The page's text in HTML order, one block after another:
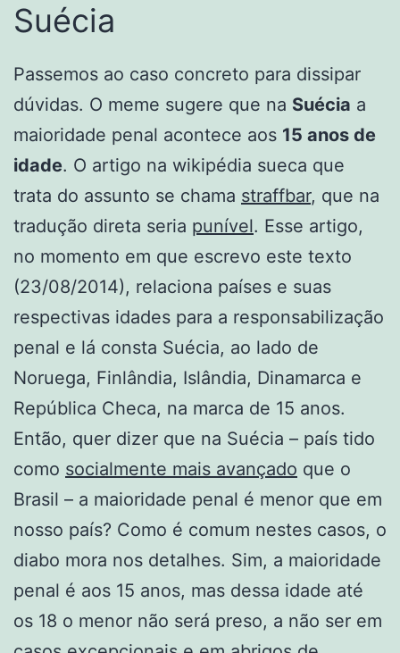
Suécia
Passemos ao caso concreto para dissipar
dúvidas. O meme sugere que na Suécia a
maioridade penal acontece aos 15 anos de
idade. O artigo na wikipédia sueca que
trata do assunto se chama straffbar, que na
tradução direta seria punível. Esse artigo,
no momento em que escrevo este texto
(23/08/2014), relaciona países e suas
respectivas idades para a responsabilização
penal e lá consta Suécia, ao lado de
Noruega, Finlândia, Islândia, Dinamarca e
República Checa, na marca de 15 anos.
Então, quer dizer que na Suécia – país tido
como socialmente mais avançado que o
Brasil – a maioridade penal é menor que em
nosso país? Como é comum nestes casos, o
diabo mora nos detalhes. Sim, a maioridade
penal é aos 15 anos, mas dessa idade até
os 18 o menor não será preso, a não ser em